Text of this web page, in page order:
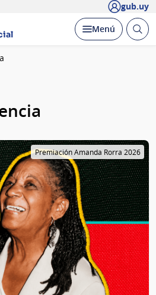
gub.uy
Desplegar
Menú Abrir
Premiación Amanda Rorra 2026